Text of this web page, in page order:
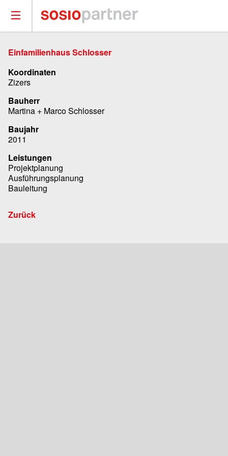
Einfamilienhaus Schlosser
Koordinaten
Zizers
Bauherr
Martina + Marco Schlosser
Baujahr
2011
Leistungen
Projektplanung
Ausführungsplanung
Bauleitung
Zurück